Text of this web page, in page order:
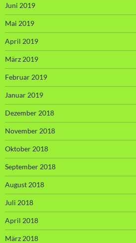
Juni 2019
Mai 2019
April 2019
März 2019
Februar 2019
Januar 2019
Dezember 2018
November 2018
Oktober 2018
September 2018
August 2018
Juli 2018
April 2018
März 2018